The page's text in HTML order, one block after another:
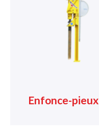
Enfonce-pieux